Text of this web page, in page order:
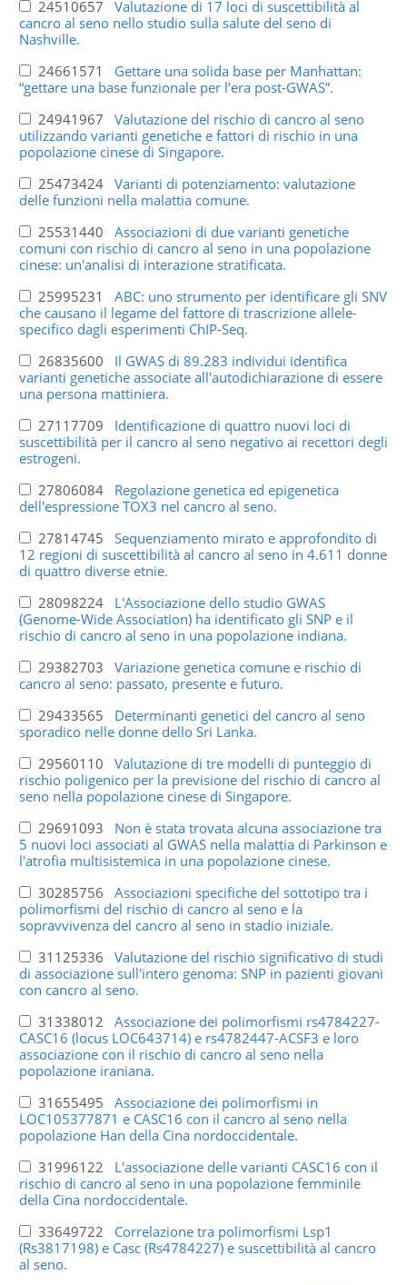
24510657 Valutazione di 17 loci di suscettibilità al
cancro al seno nello studio sulla salute del seno di
Nashville.
24661571 Gettare una solida base per Manhattan:
“gettare una base funzionale per l’era post-GWAS”.
24941967 Valutazione del rischio di cancro al seno
utilizzando varianti genetiche e fattori di rischio in una
popolazione cinese di Singapore.
25473424 Varianti di potenziamento: valutazione
delle funzioni nella malattia comune.
25531440 Associazioni di due varianti genetiche
comuni con rischio di cancro al seno in una popolazione
cinese: un'analisi di interazione stratificata.
25995231 ABC: uno strumento per identificare gli SNV
che causano il legame del fattore di trascrizione allele-
specifico dagli esperimenti ChIP-Seq.
26835600 Il GWAS di 89.283 individui identifica
varianti genetiche associate all'autodichiarazione di essere
una persona mattiniera.
27117709 Identificazione di quattro nuovi loci di
suscettibilità per il cancro al seno negativo ai recettori degli
estrogeni.
27806084 Regolazione genetica ed epigenetica
dell'espressione TOX3 nel cancro al seno.
27814745 Sequenziamento mirato e approfondito di
12 regioni di suscettibilità al cancro al seno in 4.611 donne
di quattro diverse etnie.
28098224 L'Associazione dello studio GWAS
(Genome-Wide Association) ha identificato gli SNP e il
rischio di cancro al seno in una popolazione indiana.
29382703 Variazione genetica comune e rischio di
cancro al seno: passato, presente e futuro.
29433565 Determinanti genetici del cancro al seno
sporadico nelle donne dello Sri Lanka.
29560110 Valutazione di tre modelli di punteggio di
rischio poligenico per la previsione del rischio di cancro al
seno nella popolazione cinese di Singapore.
29691093 Non è stata trovata alcuna associazione tra
5 nuovi loci associati al GWAS nella malattia di Parkinson e
l'atrofia multisistemica in una popolazione cinese.
30285756 Associazioni specifiche del sottotipo tra i
polimorfismi del rischio di cancro al seno e la
sopravvivenza del cancro al seno in stadio iniziale.
31125336 Valutazione del rischio significativo di studi
di associazione sull'intero genoma: SNP in pazienti giovani
con cancro al seno.
31338012 Associazione dei polimorfismi rs4784227-
CASC16 (locus LOC643714) e rs4782447-ACSF3 e loro
associazione con il rischio di cancro al seno nella
popolazione iraniana.
31655495 Associazione dei polimorfismi in
LOC105377871 e CASC16 con il cancro al seno nella
popolazione Han della Cina nordoccidentale.
31996122 L'associazione delle varianti CASC16 con il
rischio di cancro al seno in una popolazione femminile
della Cina nordoccidentale.
33649722 Correlazione tra polimorfismi Lsp1
(Rs3817198) e Casc (Rs4784227) e suscettibilità al cancro
al seno.